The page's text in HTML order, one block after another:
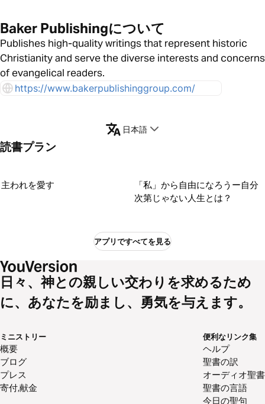
Baker Publishingについて
Publishes high-quality writings that represent historic
Christianity and serve the diverse interests and concerns
of evangelical readers.
https://www.bakerpublishinggroup.com/
日本語
読書プラン
主われを愛す
「私」から自由になろうー自分
次第じゃない人生とは？
アプリですべてを見る
日々、神との親しい交わりを求めるため
に、あなたを励まし、勇気を与えます。
ミニストリー
概要
ブログ
プレス
寄付,献金
便利なリンク集
ヘルプ
聖書の訳
オーディオ聖書
聖書の言語
今日の聖句